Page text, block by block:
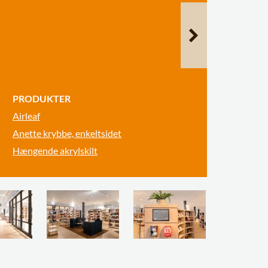
PRODUKTER
Airleaf
Anette krybbe, enkeltsidet
Hængende akrylskilt